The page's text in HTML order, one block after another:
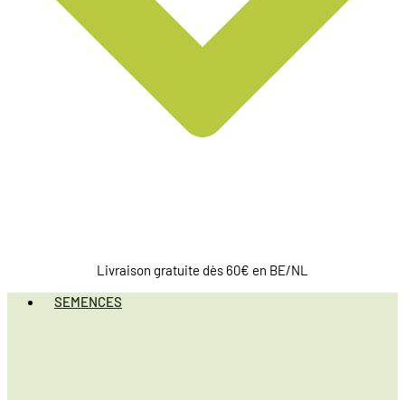
Livraison gratuite dès 60€ en BE/NL
SEMENCES